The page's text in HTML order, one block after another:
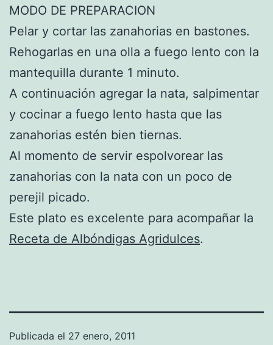
MODO DE PREPARACION
Pelar y cortar las zanahorias en bastones.
Rehogarlas en una olla a fuego lento con la
mantequilla durante 1 minuto.
A continuación agregar la nata, salpimentar
y cocinar a fuego lento hasta que las
zanahorias estén bien tiernas.
Al momento de servir espolvorear las
zanahorias con la nata con un poco de
perejil picado.
Este plato es excelente para acompañar la
Receta de Albóndigas Agridulces.
Publicada el 27 enero, 2011